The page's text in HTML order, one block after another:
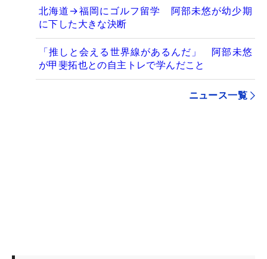
北海道→福岡にゴルフ留学 阿部未悠が幼少期
に下した大きな決断
「推しと会える世界線があるんだ」 阿部未悠
が甲斐拓也との自主トレで学んだこと
ニュース一覧